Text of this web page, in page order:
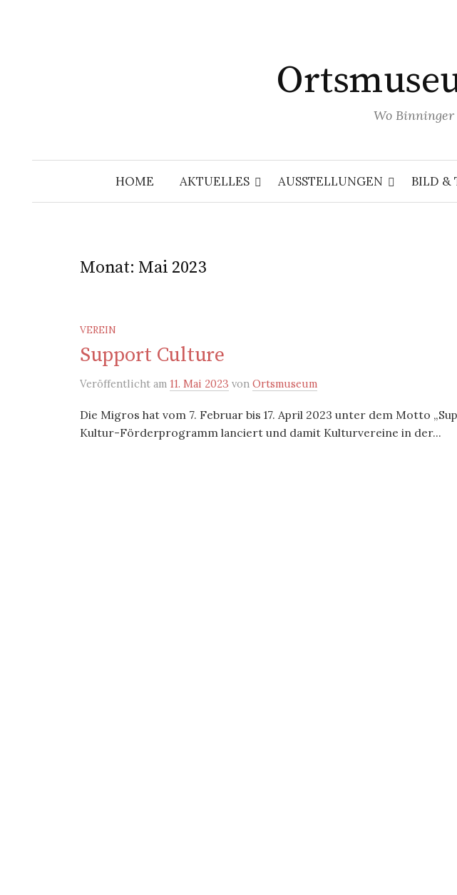
Wo
HOME AKTUELLES AUSSTELLUNGEN BILD &
Monat: Mai 2023
VEREIN
Support Culture
Veröffentlicht am 11. Mai 2023 von Ortsmuseum
Die Migros hat vom 7. Februar bis 17. April 2023 unter dem Motto
Kultur-Förderprogramm lanciert und damit Kulturvereine in der...